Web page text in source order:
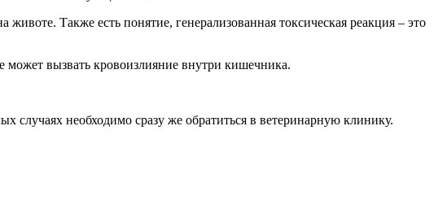
Также есть понятие, генерализованная токсическая реакция – это
может вызвать кровоизлияние внутри кишечника.
случаях необходимо сразу же обратиться в ветеринарную клинику.